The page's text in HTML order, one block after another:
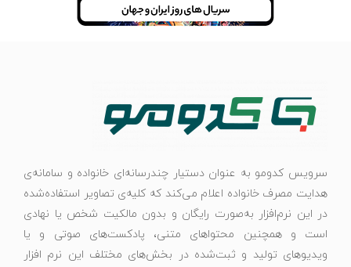
سرویس کدومو به عنوان دستیار چندرسانه‌ای خانواده و سامانه‌ی
هدایت مصرف خانواده اعلام می‌کند که کلیه‌ی تصاویر استفاده‌شده
در این نرم‌افزار به‌صورت رایگان و بدون مالکیت شخص یا نهادی
است و همچنین محتواهای متنی، پادکست‌های صوتی و یا
ویدیوهای تولید و ثبت‌شده در بخش‌های مختلف این نرم افزار